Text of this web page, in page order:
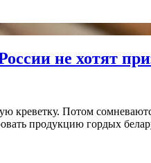
не хотят
креветку. Потом
продукцию гордых